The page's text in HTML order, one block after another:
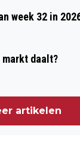
week 32 in
markt daalt?
artikelen